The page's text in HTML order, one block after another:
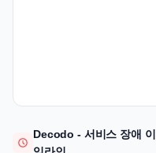
Decodo - 서비스 장애